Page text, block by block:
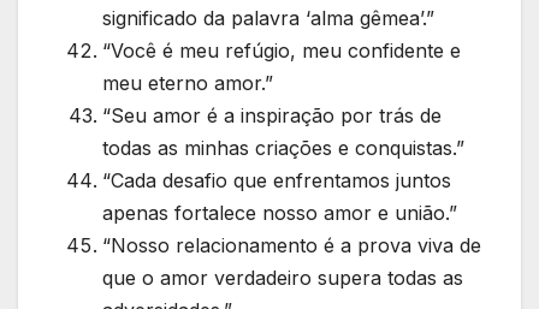
significado da palavra ‘alma gêmea’.”
“Você é meu refúgio, meu confidente e
meu eterno amor.”
“Seu amor é a inspiração por trás de
todas as minhas criações e conquistas.”
“Cada desafio que enfrentamos juntos
apenas fortalece nosso amor e união.”
“Nosso relacionamento é a prova viva de
que o amor verdadeiro supera todas as